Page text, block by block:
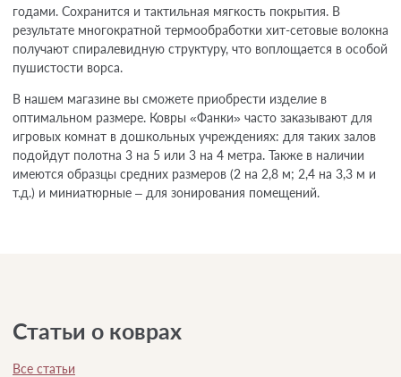
годами. Сохранится и тактильная мягкость покрытия. В
результате многократной термообработки хит-сетовые волокна
получают спиралевидную структуру, что воплощается в особой
пушистости ворса.
В нашем магазине вы сможете приобрести изделие в
оптимальном размере. Ковры «Фанки» часто заказывают для
игровых комнат в дошкольных учреждениях: для таких залов
подойдут полотна 3 на 5 или 3 на 4 метра. Также в наличии
имеются образцы средних размеров (2 на 2,8 м; 2,4 на 3,3 м и
т.д.) и миниатюрные – для зонирования помещений.
Статьи о коврах
Все статьи